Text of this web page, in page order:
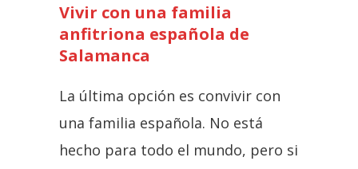
Vivir con una familia
anfitriona española de
Salamanca
La última opción es convivir con
una familia española. No está
hecho para todo el mundo, pero si